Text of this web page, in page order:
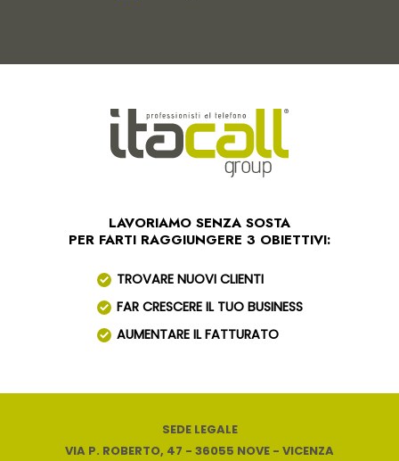
LAVORIAMO SENZA SOSTA
PER FARTI RAGGIUNGERE 3 OBIETTIVI:
TROVARE NUOVI CLIENTI
FAR CRESCERE IL TUO BUSINESS
AUMENTARE IL FATTURATO
SEDE LEGALE
VIA P. ROBERTO, 47 - 36055 NOVE - VICENZA